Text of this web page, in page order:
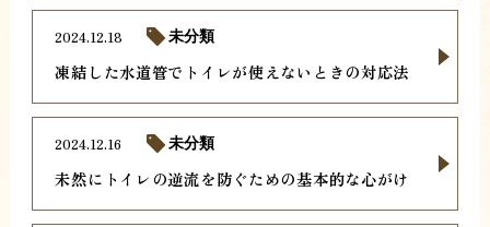
凍結した水道管でトイレが使えないときの対応法
2024.12.18 未分類
未然にトイレの逆流を防ぐための基本的な心がけ
2024.12.16 未分類